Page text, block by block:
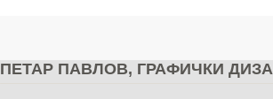
ПЕТАР ПАВЛОВ, ГРАФИЧКИ